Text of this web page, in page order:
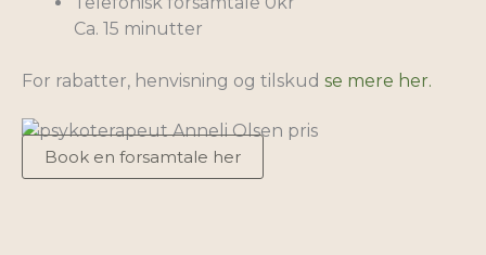
Ca. 15 minutter
For rabatter, henvisning og tilskud se mere her.
Book en forsamtale her